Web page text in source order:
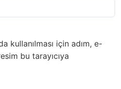
kullanılması için adım, e-
bu tarayıcıya